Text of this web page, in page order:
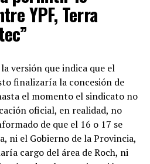
YPF, Terra
versión que indica que el
finalizaría la concesión de
el momento el sindicato no
oficial, en realidad, no
de que el 16 o 17 se
ni el Gobierno de la Provincia,
cargo del área de Roch, ni